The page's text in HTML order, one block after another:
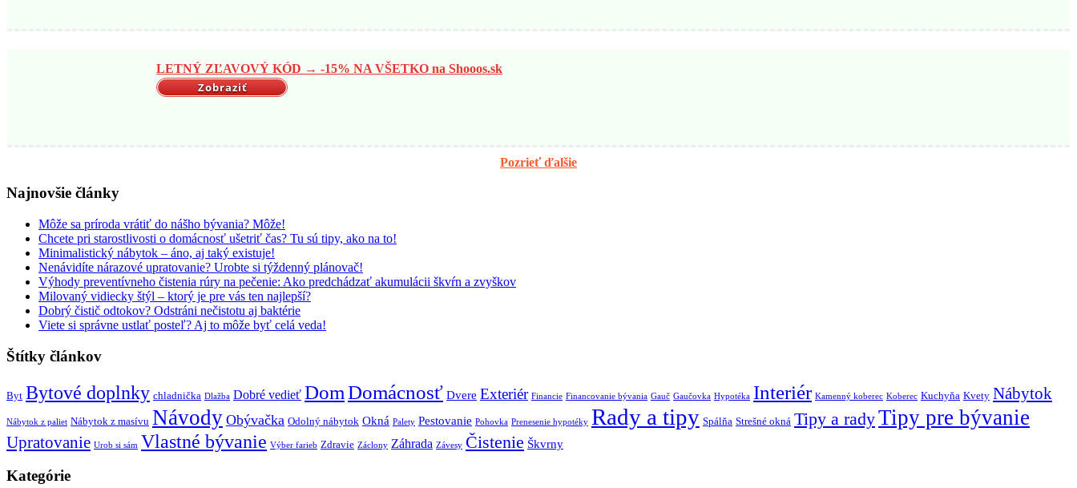
LETNÝ ZĽAVOVÝ KÓD → -15% NA VŠETKO na Shooos.sk
Zobraziť
Pozrieť ďalšie
Najnovšie články
Môže sa príroda vrátiť do nášho bývania? Môže!
Chcete pri starostlivosti o domácnosť ušetriť čas? Tu sú tipy, ako na to!
Minimalistický nábytok – áno, aj taký existuje!
Nenávidíte nárazové upratovanie? Urobte si týždenný plánovač!
Výhody preventívneho čistenia rúry na pečenie: Ako predchádzať akumulácii škvŕn a zvyškov
Milovaný vidiecky štýl – ktorý je pre vás ten najlepší?
Dobrý čistič odtokov? Odstráni nečistotu aj baktérie
Viete si správne ustlať posteľ? Aj to môže byť celá veda!
Štítky článkov
Byt Bytové doplnky chladnička Dlažba Dobré vedieť DomDomácnosť Dvere Exteriér Financie Financovanie bývania Gauč Gaučovka Hypotéka Interiér Kamenný koberec Koberec Kuchyňa Kvety Nábytok
Nábytok z paliet Nábytok z masívu Návody Obývačka Odolný nábytok Okná Palety Pestovanie Pohovka Prenesenie hypotéky Rady a tipy Spálňa Strešné okná Tipy a radyTipy pre bývanie
Upratovanie Urob si sám Vlastné bývanie Výber farieb Zdravie Záclony Záhrada Závesy Čistenie Škvrny
Kategórie